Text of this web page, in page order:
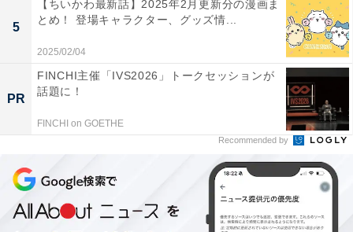
2020年注目若手その2：リチャード（ソフトバン
ク）
一見すると外国人選手のようですが……実は今季のソフ
5
【ちいかわ最新話】2025年2月更新分の漫画ま
とめ！ 登場キャラクター、グッズ情...
2025/02/04
PR
FINCHI主催「IVS2026」トークセッションが
話題に！
FINCHI on GOETHE
Recommended by